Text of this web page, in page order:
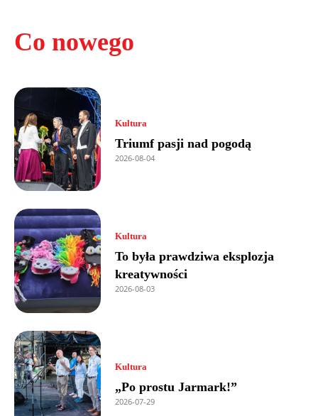
Co nowego
Kultura
Triumf pasji nad pogodą
2026-08-04
Kultura
To była prawdziwa eksplozja
kreatywności
2026-08-03
Kultura
„Po prostu Jarmark!”
2026-07-29